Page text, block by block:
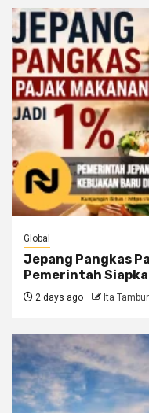
Global
Jepang Pangkas
Pemerintah
2 days ago Ita